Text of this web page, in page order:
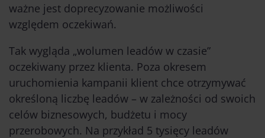
ważne jest doprecyzowanie możliwości
względem oczekiwań.
Tak wygląda „wolumen leadów w czasie”
oczekiwany przez klienta. Poza okresem
uruchomienia kampanii klient chce otrzymywać
określoną liczbę leadów – w zależności od swoich
celów biznesowych, budżetu i mocy
przerobowych. Na przykład 5 tysięcy leadów